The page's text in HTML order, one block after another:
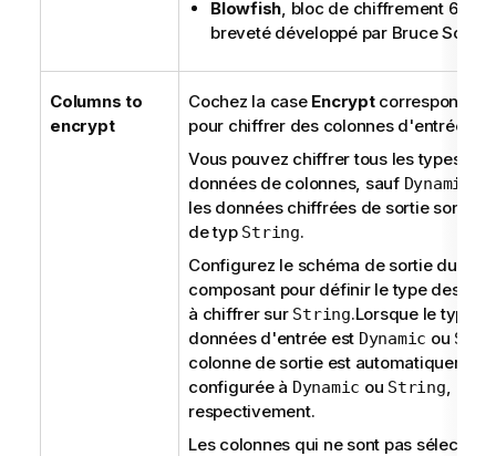
Blowfish , bloc de chiffrement 64
breveté développé par Bruce
Columns to
encrypt
Cochez la case Encrypt
pour chiffrer des colonnes d'entrée.
Vous pouvez chiffrer tous les types de
données de colonnes, sauf Dynamic
les données chiffrées de sortie sont
de typ String.
Configurez le schéma de sortie du
composant pour définir le type des
à chiffrer sur String.Lorsque le type
données d'entrée est Dynamic ou
colonne de sortie est automatiquement
configurée à Dynamic ou String
respectivement.
Les colonnes qui ne sont pas